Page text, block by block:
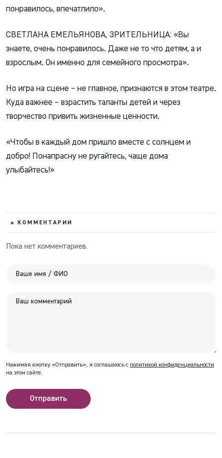
понравилось, впечатлило».
СВЕТЛАНА ЕМЕЛЬЯНОВА, ЗРИТЕЛЬНИЦА: «Вы
знаете, очень понравилось. Даже не то что детям, а и
взрослым. Он именно для семейного просмотра».
Но игра на сцене – не главное, признаются в этом театре.
Куда важнее – взрастить таланты детей и через
творчество привить жизненные ценности.
«Чтобы в каждый дом пришло вместе с солнцем и
добро! Понапрасну не ругайтесь, чаще дома
улыбайтесь!»
КОММЕНТАРИИ
Пока нет комментариев.
Нажимая кнопку «Отправить», я соглашаюсь с политикой конфиденциальности
на этом сайте.
Отправить